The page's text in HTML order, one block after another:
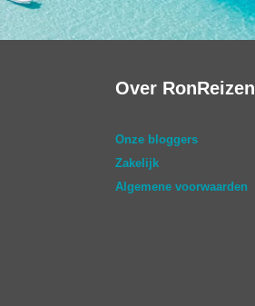
Over RonReizen
Onze bloggers
Zakelijk
Algemene voorwaarden